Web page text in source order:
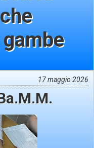
17 maggio 2026